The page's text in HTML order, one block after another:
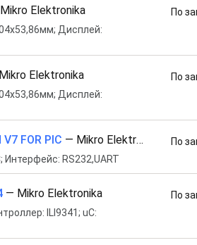
Mikro Elektronika
Дисплей:
По
Mikro Elektronika
Дисплей:
По
FOR PIC — Mikro Elektronika
Интерфейс: RS232,UART
По
— Mikro Elektronika
ILI9341; uC:
По